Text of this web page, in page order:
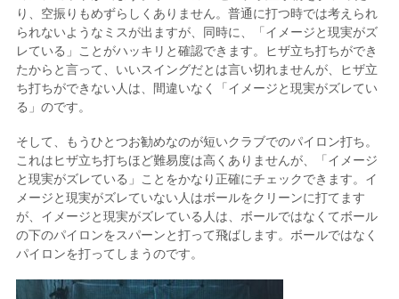
り、空振りもめずらしくありません。普通に打つ時では考えられ
られないようなミスが出ますが、同時に、「イメージと現実がズ
レている」ことがハッキリと確認できます。ヒザ立ち打ちができ
たからと言って、いいスイングだとは言い切れませんが、ヒザ立
ち打ちができない人は、間違いなく「イメージと現実がズレてい
る」のです。
そして、もうひとつお勧めなのが短いクラブでのパイロン打ち。
これはヒザ立ち打ちほど難易度は高くありませんが、「イメージ
と現実がズレている」ことをかなり正確にチェックできます。イ
メージと現実がズレていない人はボールをクリーンに打てます
が、イメージと現実がズレている人は、ボールではなくてボール
の下のパイロンをスパーンと打って飛ばします。ボールではなく
パイロンを打ってしまうのです。